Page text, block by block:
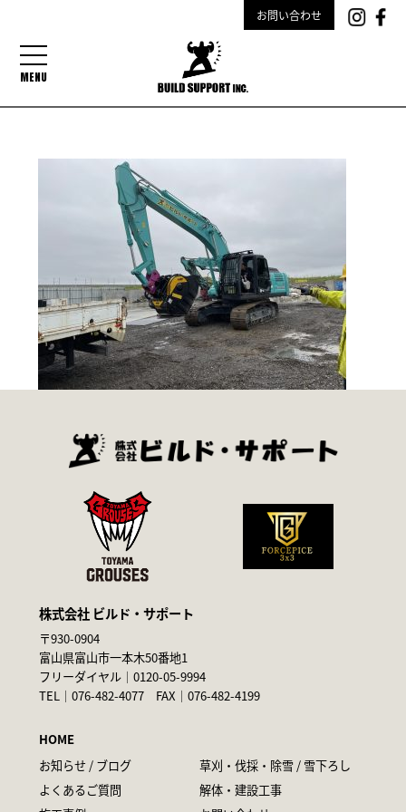
お問い合わせ
MENU
株式会社 ビルド・サポート
〒930-0904
富山県富山市一本木50番地1
フリーダイヤル｜0120-05-9994
TEL｜076-482-4077 FAX｜076-482-4199
HOME
お知らせ / ブログ
草刈・伐採・除雪 / 雪下ろし
よくあるご質問
解体・建設工事